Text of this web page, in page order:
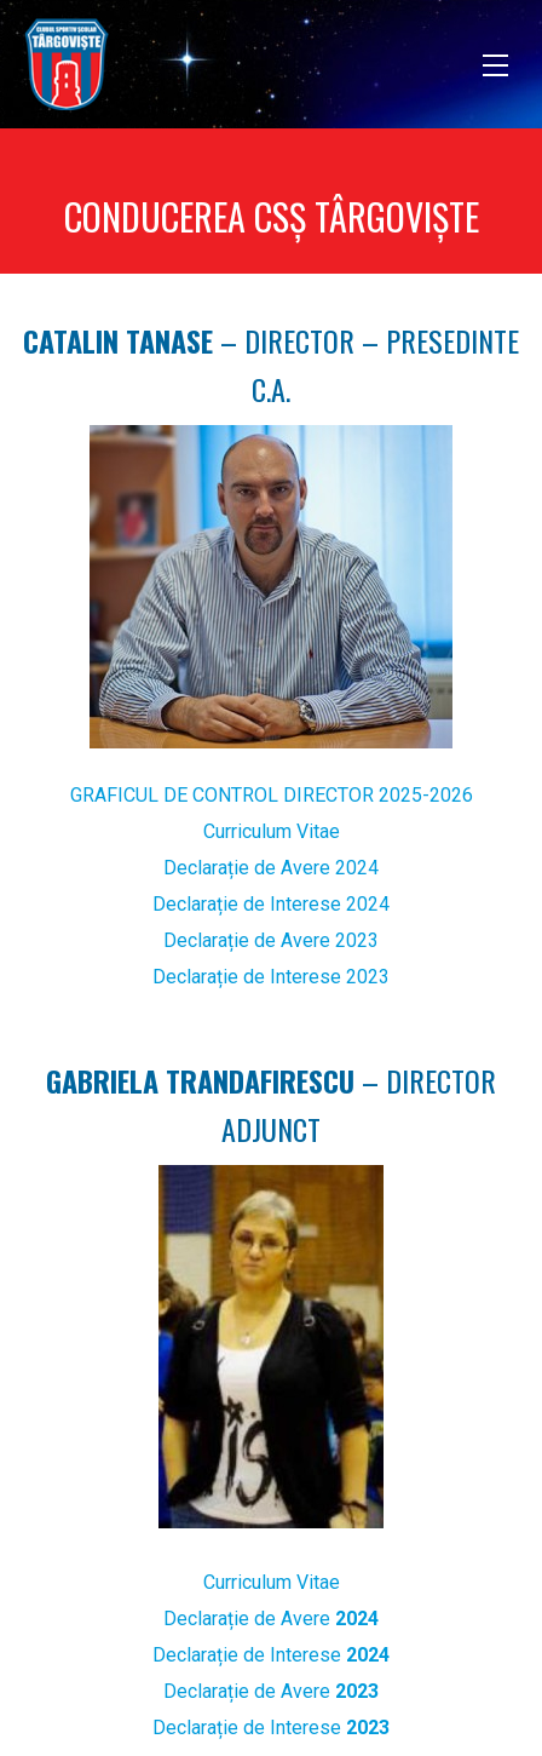
CONDUCEREA CSȘ TÂRGOVIȘTE
CATALIN TANASE– DIRECTOR – PRESEDINTE
C.A.
GRAFICUL DE CONTROL DIRECTOR 2025-2026
Curriculum Vitae
Declarație de Avere 2024
Declarație de Interese 2024
Declarație de Avere 2023
Declarație de Interese 2023
GABRIELA TRANDAFIRESCU – DIRECTOR
ADJUNCT
Curriculum Vitae
Declarație de Avere 2024
Declarație de Interese 2024
Declarație de Avere 2023
Declarație de Interese 2023